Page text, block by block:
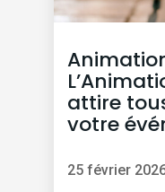
attire
votre
25 février